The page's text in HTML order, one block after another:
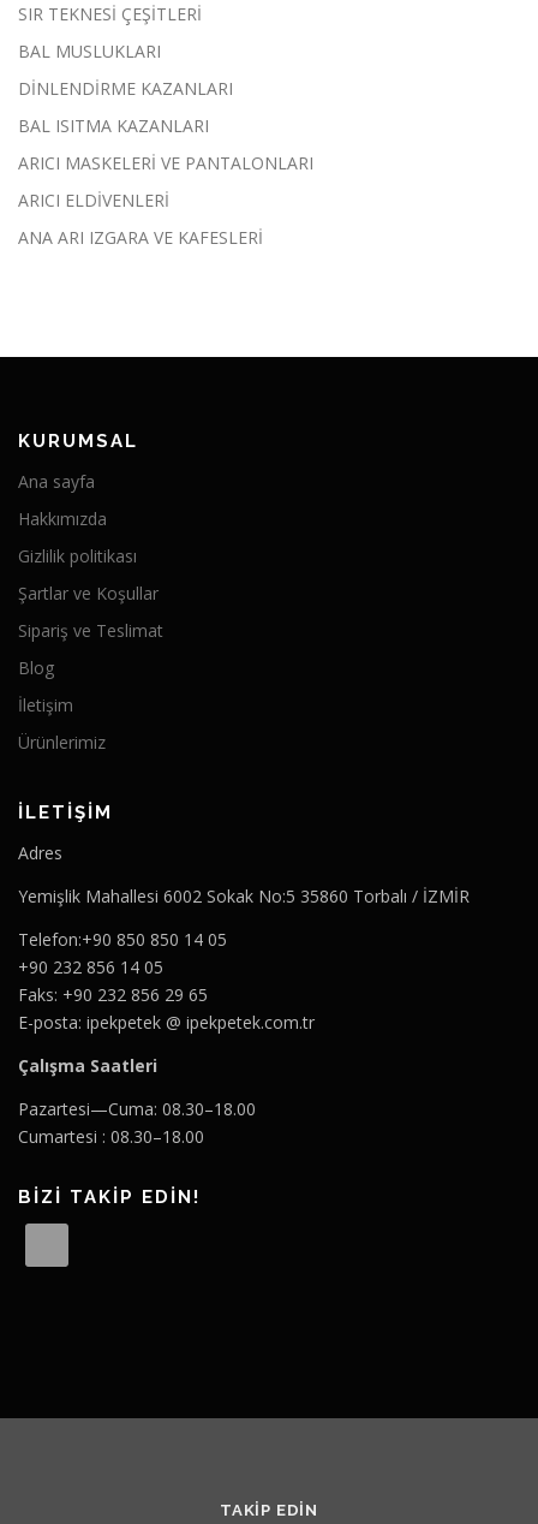
SIR TEKNESİ ÇEŞİTLERİ
BAL MUSLUKLARI
DİNLENDİRME KAZANLARI
BAL ISITMA KAZANLARI
ARICI MASKELERİ VE PANTALONLARI
ARICI ELDİVENLERİ
ANA ARI IZGARA VE KAFESLERİ
KURUMSAL
Ana sayfa
Hakkımızda
Gizlilik politikası
Şartlar ve Koşullar
Sipariş ve Teslimat
Blog
İletişim
Ürünlerimiz
İLETİŞİM
Adres
Yemişlik Mahallesi 6002 Sokak No:5 35860 Torbalı / İZMİR
Telefon:+90 850 850 14 05
+90 232 856 14 05
Faks: +90 232 856 29 65
E-posta: ipekpetek @ ipekpetek.com.tr
Çalışma Saatleri
Pazartesi—Cuma: 08.30–18.00
Cumartesi : 08.30–18.00
BİZİ TAKİP EDİN!
TAKIP EDIN